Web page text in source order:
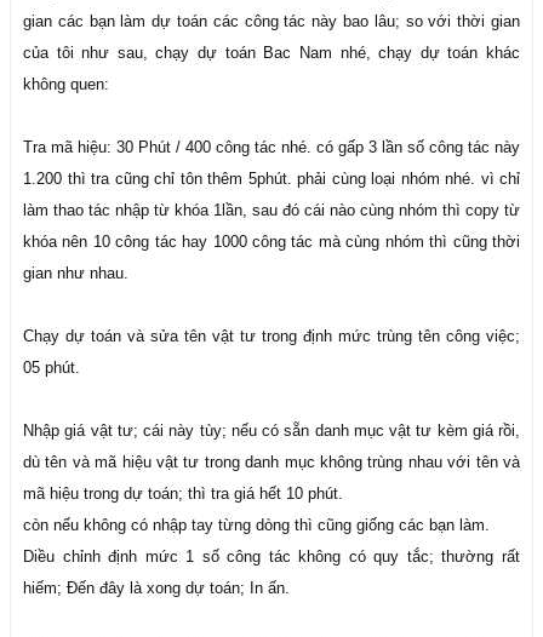
gian các bạn làm dự toán các công tác này bao lâu; so với thời gian
của tôi như sau, chạy dự toán Bac Nam nhé, chạy dự toán khác
không quen:
Tra mã hiệu: 30 Phút / 400 công tác nhé. có gấp 3 lần số công tác này
1.200 thì tra cũng chỉ tôn thêm 5phút. phải cùng loại nhóm nhé. vì chỉ
làm thao tác nhập từ khóa 1lần, sau đó cái nào cùng nhóm thì copy từ
khóa nên 10 công tác hay 1000 công tác mà cùng nhóm thì cũng thời
gian như nhau.
Chạy dự toán và sửa tên vật tư trong định mức trùng tên công việc;
05 phút.
Nhập giá vật tư; cái này tùy; nếu có sẵn danh mục vật tư kèm giá rồi,
dù tên và mã hiệu vật tư trong danh mục không trùng nhau với tên và
mã hiệu trong dự toán; thì tra giá hết 10 phút.
còn nếu không có nhập tay từng dòng thì cũng giống các bạn làm.
Diều chỉnh định mức 1 số công tác không có quy tắc; thường rất
hiếm; Đến đây là xong dự toán; In ấn.